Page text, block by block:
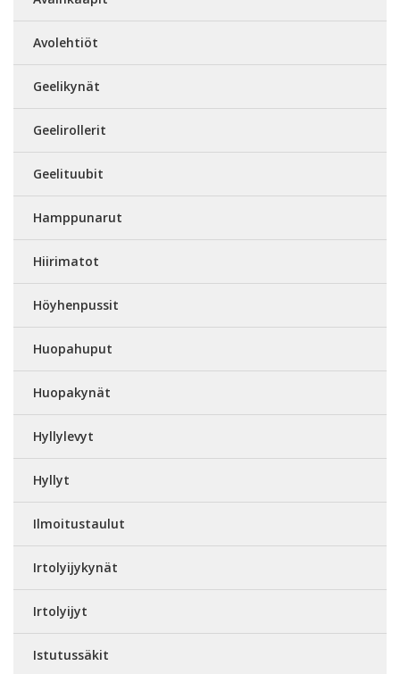
Avolehtiöt
Geelikynät
Geelirollerit
Geelituubit
Hamppunarut
Hiirimatot
Höyhenpussit
Huopahuput
Huopakynät
Hyllylevyt
Hyllyt
Ilmoitustaulut
Irtolyijykynät
Irtolyijyt
Istutussäkit